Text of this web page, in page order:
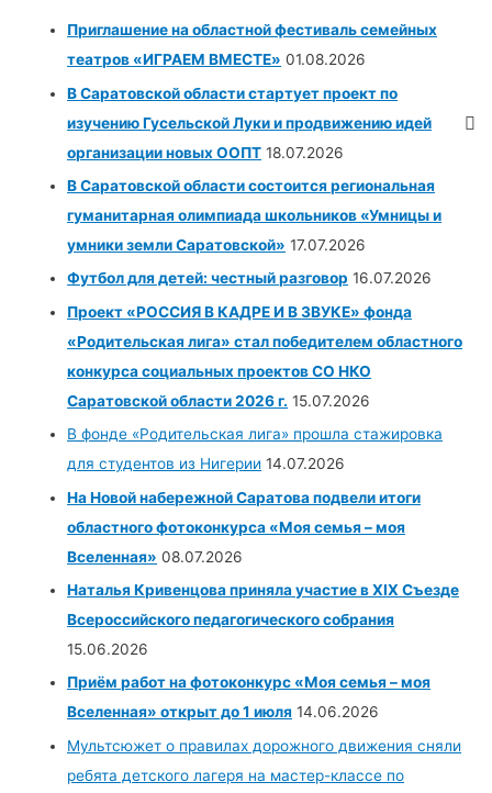
Приглашение на областной фестиваль семейных
театров «ИГРАЕМ ВМЕСТЕ» 01.08.2026
В Саратовской области стартует проект по
изучению Гусельской Луки и продвижению идей
организации новых ООПТ 18.07.2026
В Саратовской области состоится региональная
гуманитарная олимпиада школьников «Умницы и
умники земли Саратовской» 17.07.2026
Футбол для детей: честный разговор 16.07.2026
Проект «РОССИЯ В КАДРЕ И В ЗВУКЕ» фонда
«Родительская лига» стал победителем областного
конкурса социальных проектов СО НКО
Саратовской области 2026 г. 15.07.2026
В фонде «Родительская лига» прошла стажировка
для студентов из Нигерии 14.07.2026
На Новой набережной Саратова подвели итоги
областного фотоконкурса «Моя семья – моя
Вселенная» 08.07.2026
Наталья Кривенцова приняла участие в XIX Съезде
Всероссийского педагогического собрания
15.06.2026
Приём работ на фотоконкурс «Моя семья – моя
Вселенная» открыт до 1 июля 14.06.2026
Мультсюжет о правилах дорожного движения сняли
ребята детского лагеря на мастер-классе по